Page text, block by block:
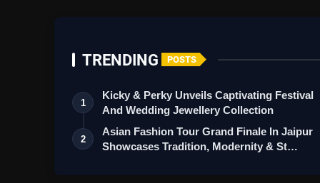
TRENDING POSTS
1
Kicky & Perky Unveils Captivating Festival
And Wedding Jewellery Collection
2
Asian Fashion Tour Grand Finale In Jaipur
Showcases Tradition, Modernity & St…